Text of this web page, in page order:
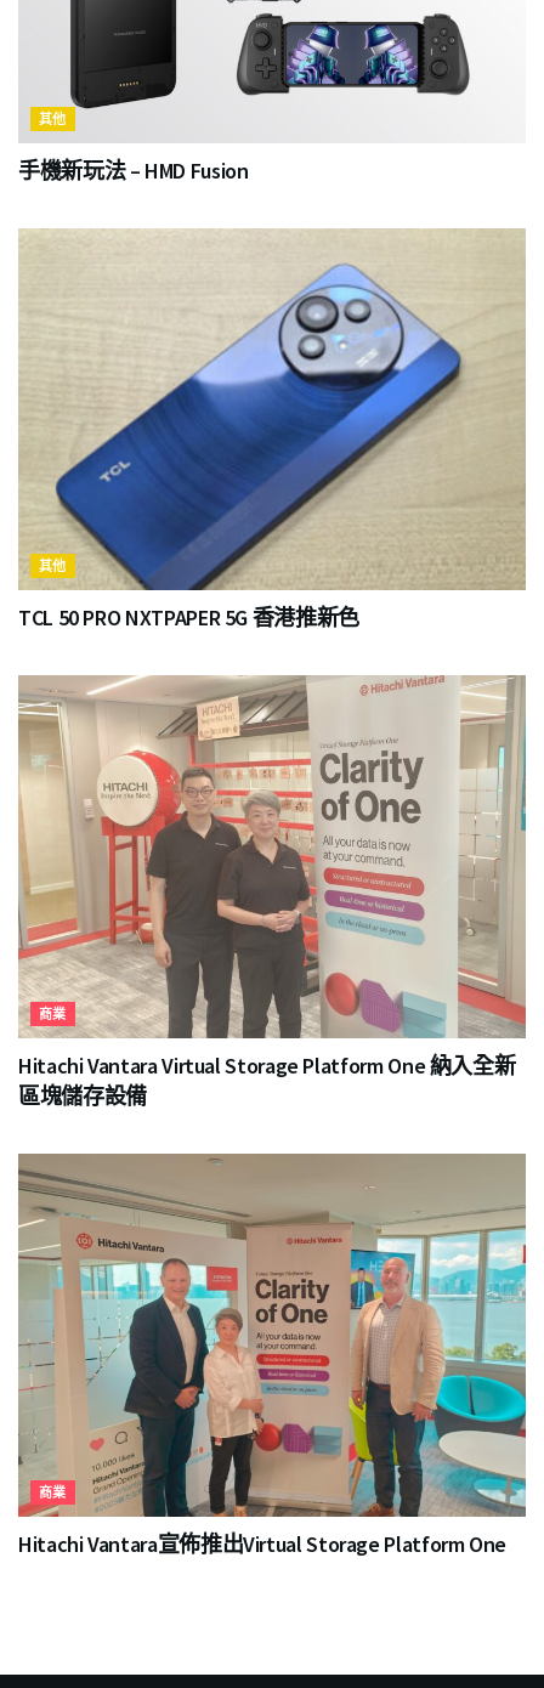
其他
手機新玩法 – HMD Fusion
其他
TCL 50 PRO NXTPAPER 5G 香港推新色
商業
Hitachi Vantara Virtual Storage Platform One 納入全新
區塊儲存設備
商業
Hitachi Vantara宣佈推出Virtual Storage Platform One